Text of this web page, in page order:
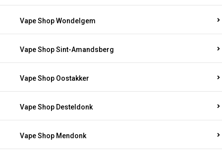
Vape Shop Wondelgem
Vape Shop Sint-Amandsberg
Vape Shop Oostakker
Vape Shop Desteldonk
Vape Shop Mendonk